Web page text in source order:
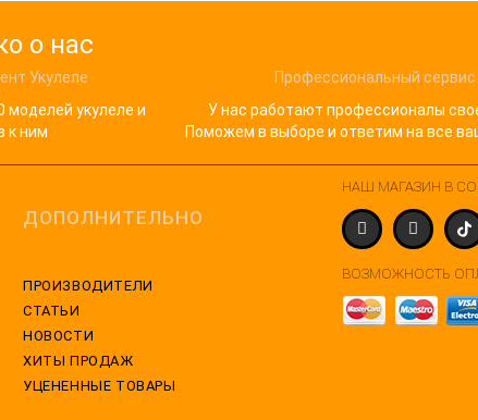
о нас
Укулеле
моделей укулеле и
к ним
Профессиональный сервис
У нас работают профессионалы
Поможем в выборе и ответим на все
ДОПОЛНИТЕЛЬНО
ПРОИЗВОДИТЕЛИ
СТАТЬИ
НОВОСТИ
ХИТЫ ПРОДАЖ
УЦЕНЕННЫЕ ТОВАРЫ
НАШ МАГАЗИН В
ВОЗМОЖНОСТЬ